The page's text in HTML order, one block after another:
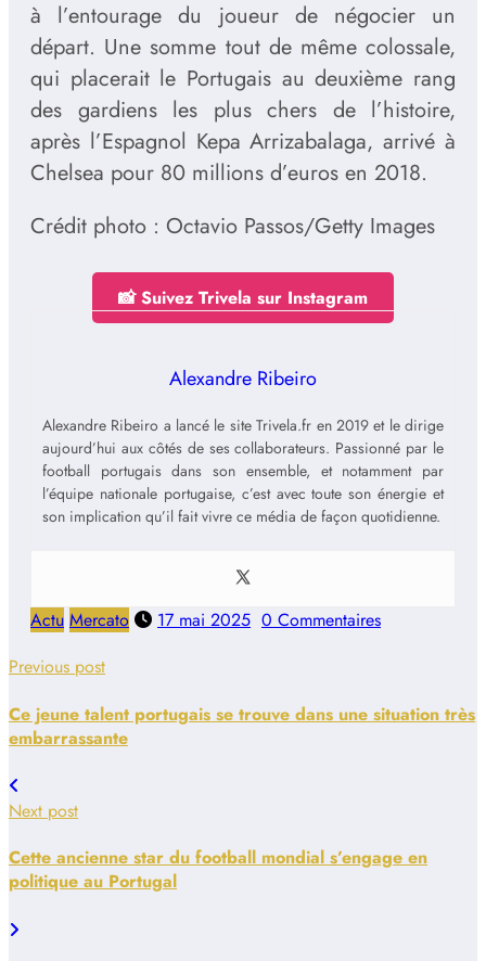
à l’entourage du joueur de négocier un
départ. Une somme tout de même colossale,
qui placerait le Portugais au deuxième rang
des gardiens les plus chers de l’histoire,
après l’Espagnol Kepa Arrizabalaga, arrivé à
Chelsea pour 80 millions d’euros en 2018.
Crédit photo : Octavio Passos/Getty Images
📸 Suivez Trivela sur Instagram
Alexandre Ribeiro
Alexandre Ribeiro a lancé le site Trivela.fr en 2019 et le dirige
aujourd’hui aux côtés de ses collaborateurs. Passionné par le
football portugais dans son ensemble, et notamment par
l’équipe nationale portugaise, c’est avec toute son énergie et
son implication qu’il fait vivre ce média de façon quotidienne.
Actu Mercato 17 mai 2025 0 Commentaires
Previous post
Ce jeune talent portugais se trouve dans une situation très
embarrassante
Next post
Cette ancienne star du football mondial s’engage en
politique au Portugal